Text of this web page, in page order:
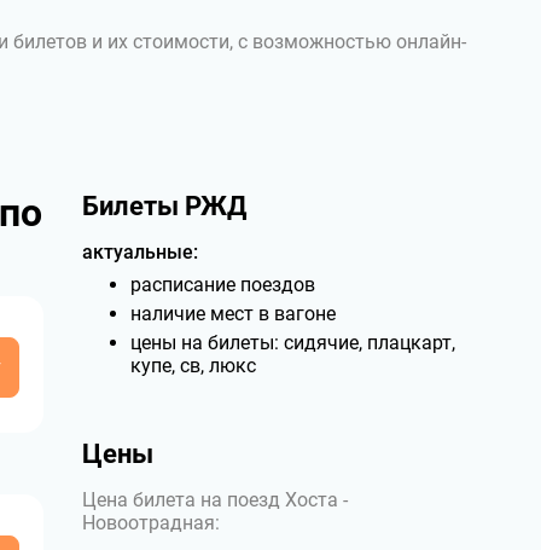
билетов и их стоимости, с возможностью онлайн-
Билеты РЖД
актуальные:
расписание поездов
наличие мест в вагоне
цены на билеты: сидячие, плацкарт,
купе, св, люкс
Цены
Цена билета на поезд Хоста -
Новоотрадная: